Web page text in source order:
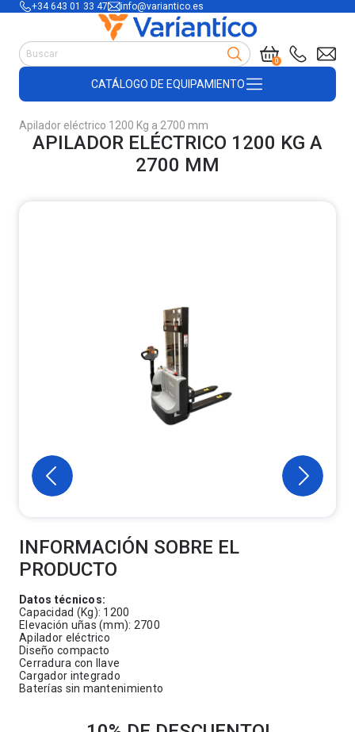
+34 643 01 33 47 info@variantico.es
0
CATÁLOGO DE EQUIPAMIENTO
Accesorios para carretillas
Útiles de almacén
Productos de plástico y madera
Encofrado
Apilador eléctrico 1200 Kg a 2700 mm
APILADOR ELÉCTRICO 1200 KG A
2700 MM
INFORMACIÓN SOBRE EL
PRODUCTO
Datos técnicos:
Capacidad (Kg): 1200
Elevación uñas (mm): 2700
Apilador eléctrico
Diseño compacto
Cerradura con llave
Cargador integrado
Baterías sin mantenimiento